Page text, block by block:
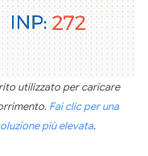
utilizzato per caricare
Fai clic per una
più elevata.